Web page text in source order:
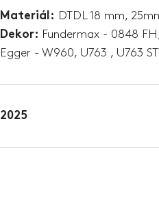
Materiál:
DTDL 18 mm,
Dekor: Fundermax - 0848
Egger - W960, U763 , U763
2025